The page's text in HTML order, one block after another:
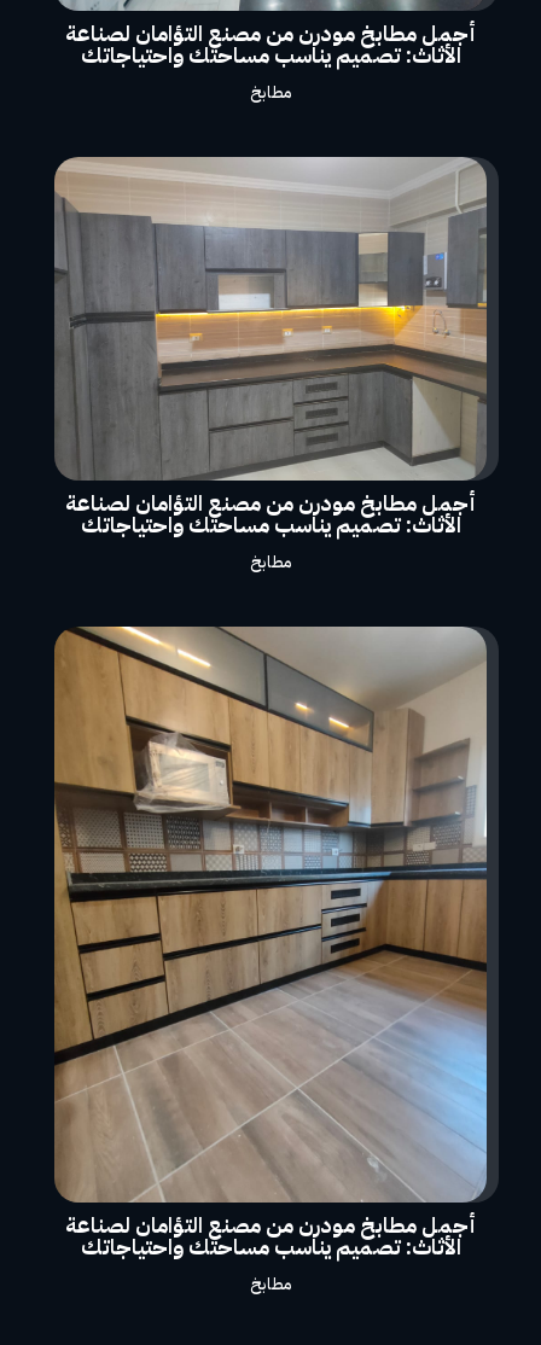
أجمل مطابخ مودرن من مصنع التؤامان لصناعة
الأثاث: تصميم يناسب مساحتك واحتياجاتك
مطابخ
أجمل مطابخ مودرن من مصنع التؤامان لصناعة
الأثاث: تصميم يناسب مساحتك واحتياجاتك
مطابخ
أجمل مطابخ مودرن من مصنع التؤامان لصناعة
الأثاث: تصميم يناسب مساحتك واحتياجاتك
مطابخ